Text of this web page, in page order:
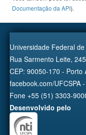
Documentação da API).
Universidade Federal
Rua Sarmento Leite,
CEP: 90050-170 - Porto
facebook.com/UFCSPA
Fone +55 (51) 3303-
Desenvolvido pelo